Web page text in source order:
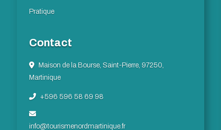
Pratique
Contact
Maison de la Bourse, Saint-Pierre, 97250,
Martinique
+596 596 58 69 98
info@tourismenordmartinique.fr